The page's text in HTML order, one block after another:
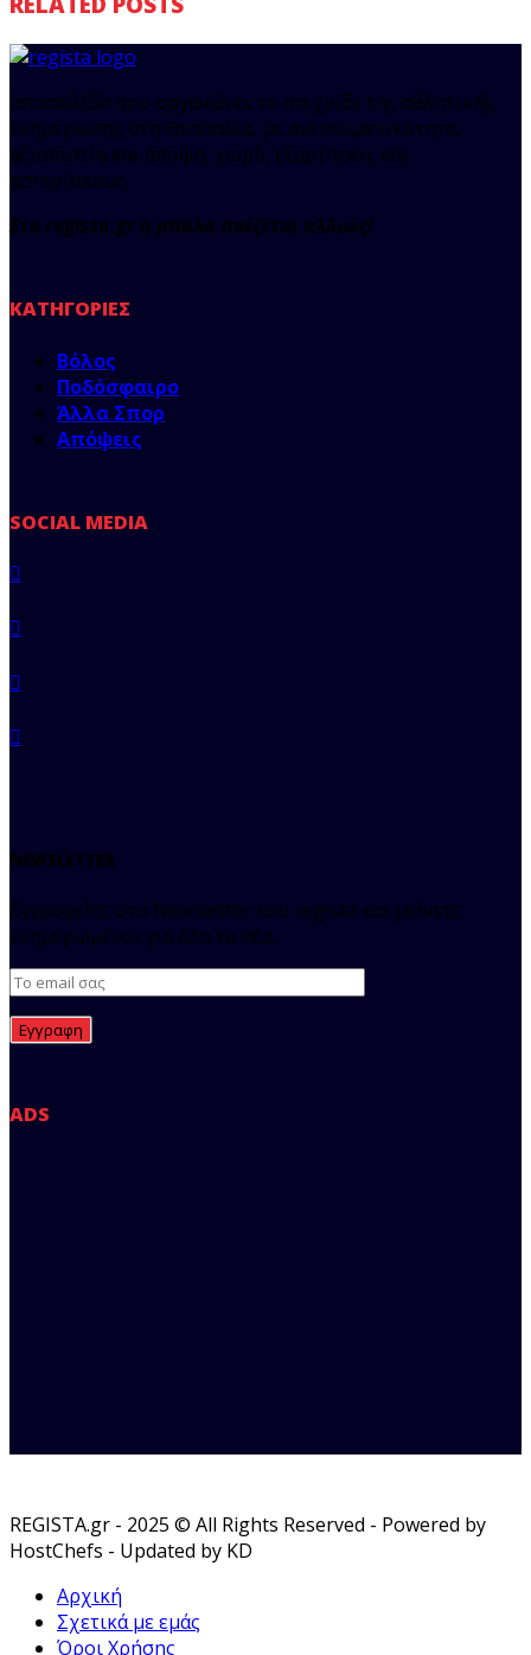
Ιστοσελίδα που οργανώνει το παιχνίδι της αθλητικής
ενημέρωσης στη Θεσσαλία, με αντικειμενικότητα,
αξιοπιστία και άποψη, χωρίς εξαρτήσεις και
αστερίσκους.
Στο regista.gr η μπάλα παίζεται αλλιώς!
ΚΑΤΗΓΟΡΊΕΣ
Βόλος
Ποδόσφαιρο
Άλλα Σπορ
Απόψεις
SOCIAL MEDIA
NEWSLETTER
Εγγραφείτε στο Newsletter του regista και μείνετε
ενημερωμένοι για όλα τα νέα.
ADS
REGISTA.gr - 2025 © All Rights Reserved - Powered by
HostChefs - Updated by KD
Αρχική
Σχετικά με εμάς
Όροι Χρήσης